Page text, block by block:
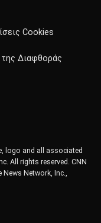
Cookies
της Διαφθοράς
logo and all associated
All rights reserved. CNN
Network, Inc.,